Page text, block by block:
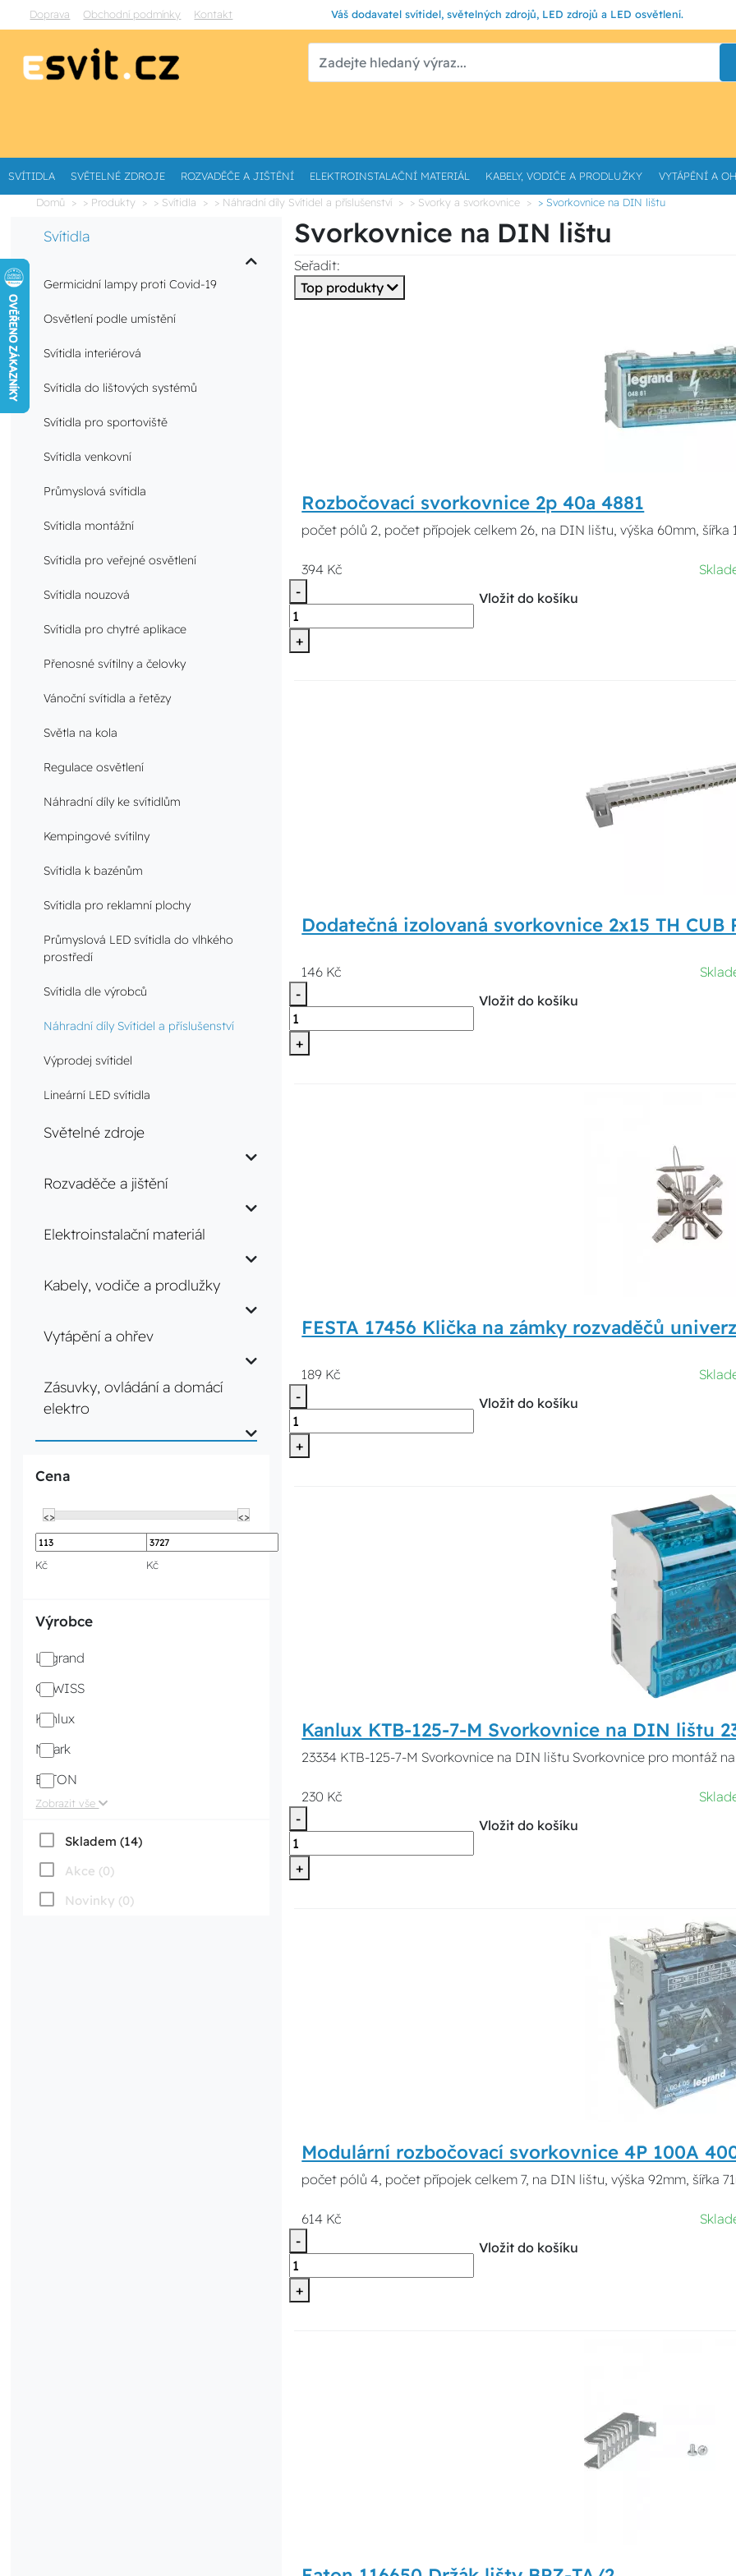
Doprava Obchodní podmínky Kontakt Váš dodavatel svítidel, světelných zdrojů, LED zdrojů a LED osvětlení.
SVÍTIDLA SVĚTELNÉ ZDROJE ROZVADĚČE A JIŠTĚNÍ ELEKTROINSTALAČNÍ MATERIÁL KABELY, VODIČE A PRODLUŽKY VYTÁPĚNÍ A
Domů > Produkty > Svítidla > Náhradní díly Svítidel a příslušenství > Svorky a svorkovnice > Svorkovnice na DIN lištu
Svítidla
Germicidní lampy proti Covid-19
Osvětlení podle umístění
Svítidla interiérová
Svítidla do lištových systémů
Svítidla pro sportoviště
Svítidla venkovní
Průmyslová svítidla
Svítidla montážní
Svítidla pro veřejné osvětlení
Svítidla nouzová
Svítidla pro chytré aplikace
Přenosné svítilny a čelovky
Vánoční svítidla a řetězy
Světla na kola
Regulace osvětlení
Náhradní díly ke svítidlům
Kempingové svítilny
Svítidla k bazénům
Svítidla pro reklamní plochy
Průmyslová LED svítidla do vlhkého
prostředí
Svítidla dle výrobců
Náhradní díly Svítidel a příslušenství
Výprodej svítidel
Lineární LED svítidla
Světelné zdroje
Rozvaděče a jištění
Elektroinstalační materiál
Kabely, vodiče a prodlužky
Vytápění a ohřev
Zásuvky, ovládání a domácí
elektro
Cena
<> <>
Kč Kč
Výrobce
Legrand
GEWISS
Kanlux
Noark
EATON
Zobrazit vše
Skladem (14)
Akce (0)
Novinky (0)
Svorkovnice na DIN lištu
Seřadit:
Top produkty
Rozbočovací svorkovnice 2p 40a 4881
počet pólů 2, počet přípojek celkem 26, na DIN lištu, výška 60mm, šířka
394 Kč
-
+
Vložit do košíku
Dodatečná izolovaná svorkovnice 2x15 TH CUB
146 Kč
-
+
Vložit do košíku
FESTA 17456 Klička na zámky rozvaděčů
189 Kč
-
+
Vložit do košíku
Kanlux KTB-125-7-M Svorkovnice na DIN lištu
23334 KTB-125-7-M Svorkovnice na DIN lištu Svorkovnice pro montáž
230 Kč
-
+
Vložit do košíku
Modulární rozbočovací svorkovnice 4P 100A
počet pólů 4, počet přípojek celkem 7, na DIN lištu, výška 92mm, šířka
614 Kč
-
+
Vložit do košíku